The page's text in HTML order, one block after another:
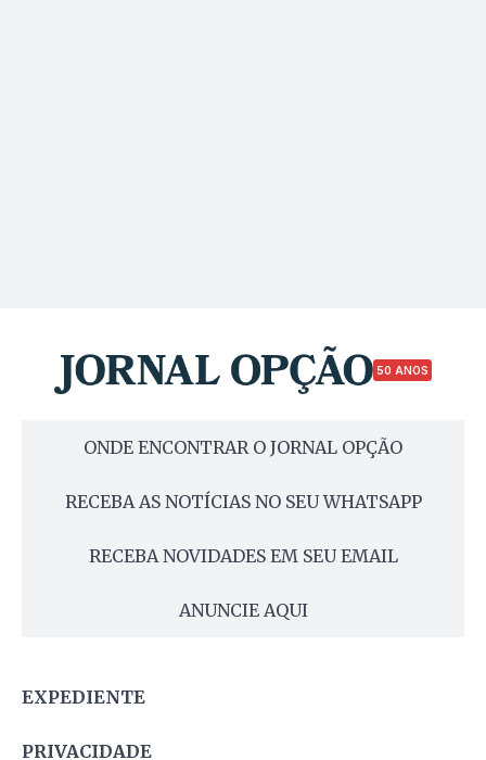
50 ANOS
ONDE ENCONTRAR O JORNAL OPÇÃO
RECEBA AS NOTÍCIAS NO SEU WHATSAPP
RECEBA NOVIDADES EM SEU EMAIL
ANUNCIE AQUI
EXPEDIENTE
PRIVACIDADE